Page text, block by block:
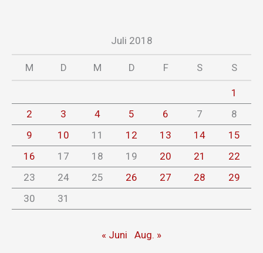
Juli 2018
M D M D F S S
1
2
3 4 5 6 7
8
9
10 11 12 13 14
15
16
17 18 19 20 21
22
23
24 25 26 27 28
29
30
31
« Juni Aug. »